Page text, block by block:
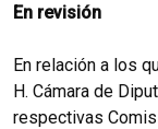
En revisión
En relación a los
H. Cámara de
respectivas